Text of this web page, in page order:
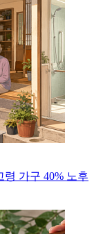
가구 40% 노후